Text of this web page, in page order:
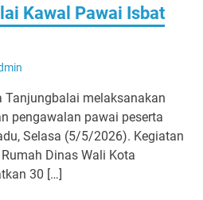
Kawal Pawai Isbat
Tanjungbalai melaksanakan
pengawalan pawai peserta
Selasa (5/5/2026). Kegiatan
Dinas Wali Kota
30 […]